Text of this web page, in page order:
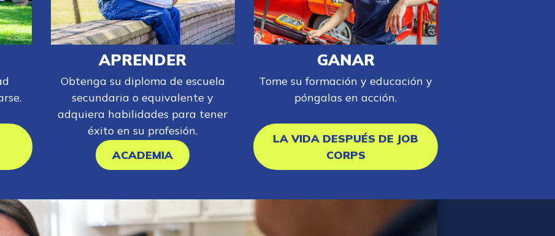
APRENDER
Obtenga su diploma de escuela
secundaria o equivalente y
adquiera habilidades para tener
éxito en su profesión.
ACADEMIA
GANAR
Tome su formación y educación y
póngalas en acción.
LA VIDA DESPUÉS DE JOB
CORPS